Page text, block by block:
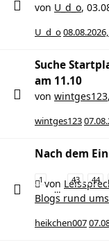
von U_d_o,
U_d_o
Suche
am 11.10
von wintges123,
wintges123
Nach dem
1
…
43 44
von
Blogs rund
heikchen007